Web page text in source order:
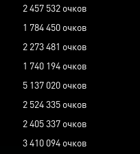
2 457 532 очков
1 784 450 очков
2 273 481 очков
1 740 194 очков
5 137 020 очков
2 524 335 очков
2 405 337 очков
3 410 094 очков